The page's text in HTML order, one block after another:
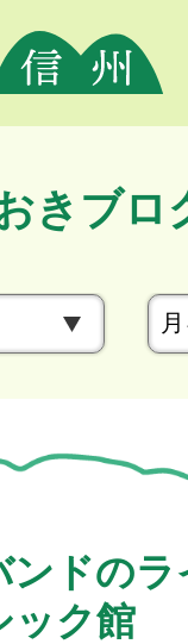
きブロ
ー
ンドのラ
ック館